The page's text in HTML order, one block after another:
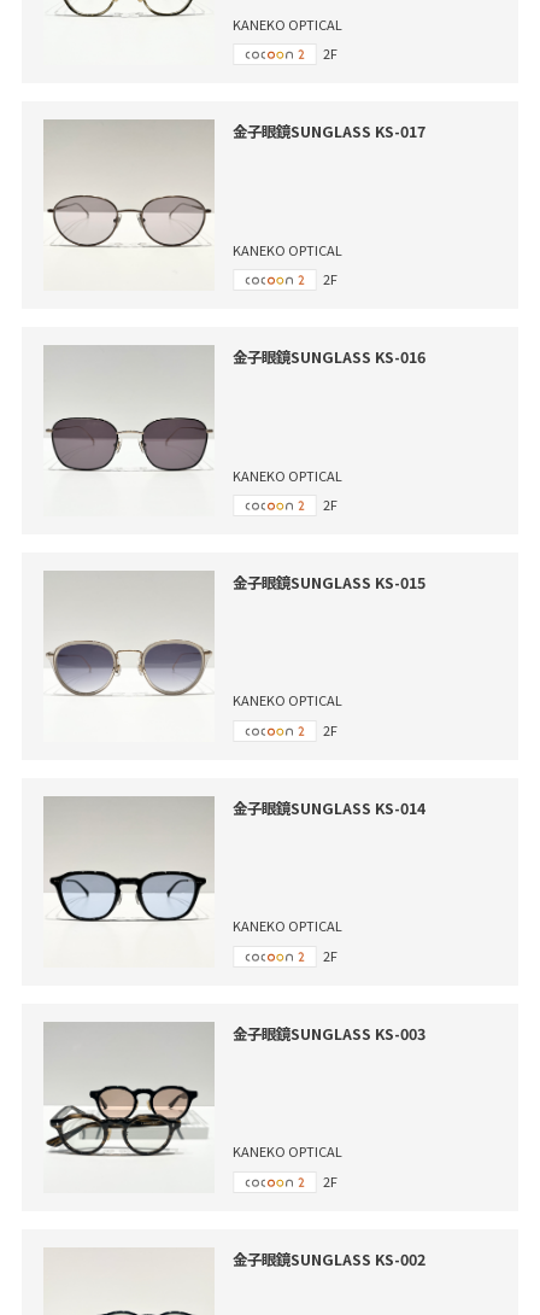
KANEKO OPTICAL
2F
金子眼鏡SUNGLASS KS-017
KANEKO OPTICAL
2F
金子眼鏡SUNGLASS KS-016
KANEKO OPTICAL
2F
金子眼鏡SUNGLASS KS-015
KANEKO OPTICAL
2F
金子眼鏡SUNGLASS KS-014
KANEKO OPTICAL
2F
金子眼鏡SUNGLASS KS-003
KANEKO OPTICAL
2F
金子眼鏡SUNGLASS KS-002